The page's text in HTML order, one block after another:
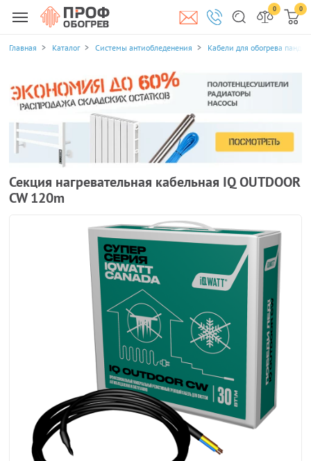
0 0
Главная Каталог Системы антиобледенения Кабели для обогрева
Секция нагревательная кабельная IQ OUTDOOR
CW 120m